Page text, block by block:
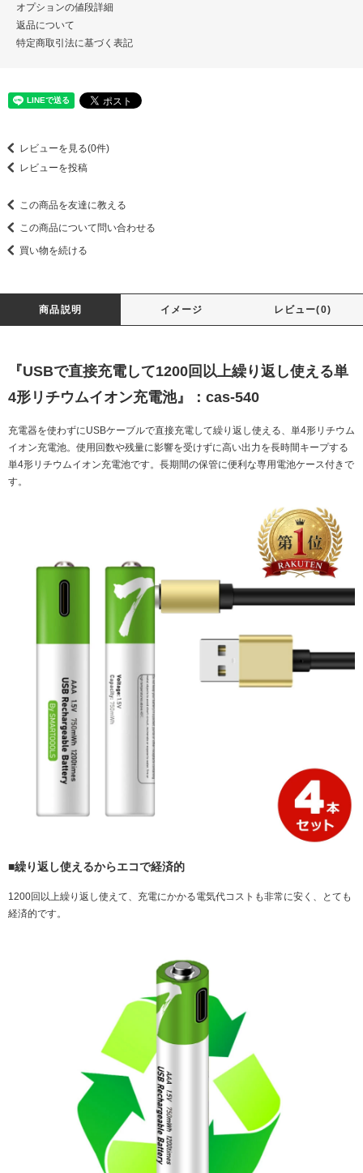
オプションの値段詳細
返品について
特定商取引法に基づく表記
レビューを見る(0件)
レビューを投稿
この商品を友達に教える
この商品について問い合わせる
買い物を続ける
商品説明 イメージ レビュー(0)
『USBで直接充電して1200回以上繰り返し使える単
4形リチウムイオン充電池』：cas-540
充電器を使わずにUSBケーブルで直接充電して繰り返し使える、単4形リチウム
イオン充電池。使用回数や残量に影響を受けずに高い出力を長時間キープする
単4形リチウムイオン充電池です。長期間の保管に便利な専用電池ケース付きで
す。
■繰り返し使えるからエコで経済的
1200回以上繰り返し使えて、充電にかかる電気代コストも非常に安く、とても
経済的です。